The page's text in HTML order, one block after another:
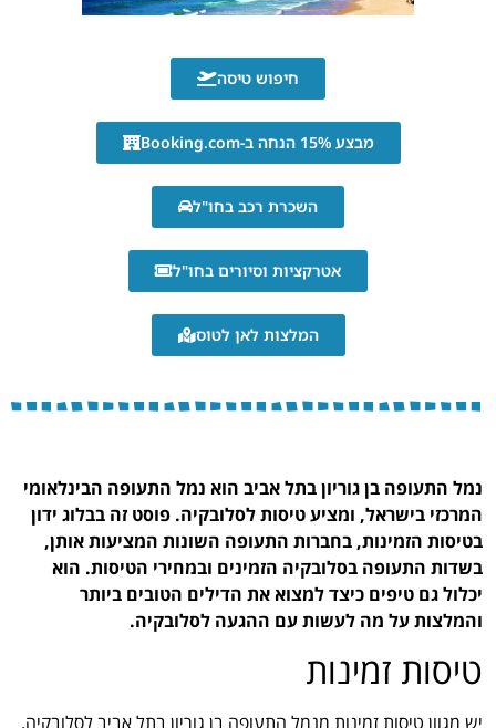
חיפוש טיסה
מבצע 15% הנחה ב-Booking.com
השכרת רכב בחו"ל
אטרקציות וסיורים בחו"ל
המלצות לאן לטוס
נמל התעופה בן גוריון בתל אביב הוא נמל התעופה הבינלאומי
המרכזי בישראל, ומציע טיסות לסלובקיה. פוסט זה בבלוג ידון
בטיסות הזמינות, בחברות התעופה השונות המציעות אותן,
בשדות התעופה בסלובקיה הזמינים ובמחירי הטיסות. הוא
יכלול גם טיפים כיצד למצוא את הדילים הטובים ביותר
והמלצות על מה לעשות עם ההגעה לסלובקיה.
טיסות זמינות
יש מגוון טיסות זמינות מנמל התעופה בן גוריון בתל אביב לסלובקיה.